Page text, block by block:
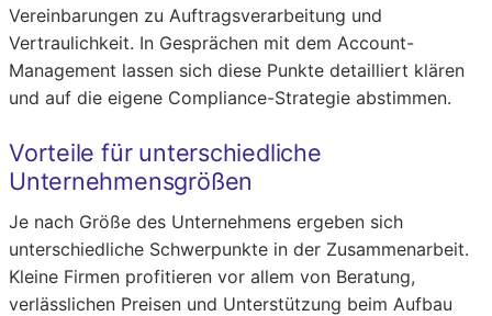
Vereinbarungen zu Auftragsverarbeitung und
Vertraulichkeit. In Gesprächen mit dem Account-
Management lassen sich diese Punkte detailliert klären
und auf die eigene Compliance-Strategie abstimmen.
Vorteile für unterschiedliche
Unternehmensgrößen
Je nach Größe des Unternehmens ergeben sich
unterschiedliche Schwerpunkte in der Zusammenarbeit.
Kleine Firmen profitieren vor allem von Beratung,
verlässlichen Preisen und Unterstützung beim Aufbau